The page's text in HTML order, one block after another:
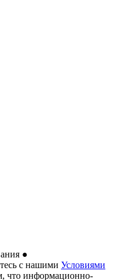
●
с нашими Условиями
что информационно-